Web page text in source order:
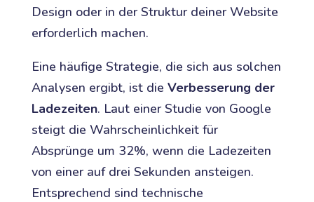
Design oder in der Struktur deiner Website
erforderlich machen.
Eine häufige Strategie, die sich aus solchen
Analysen ergibt, ist die Verbesserung der
Ladezeiten. Laut einer Studie von Google
steigt die Wahrscheinlichkeit für
Absprünge um 32%, wenn die Ladezeiten
von einer auf drei Sekunden ansteigen.
Entsprechend sind technische